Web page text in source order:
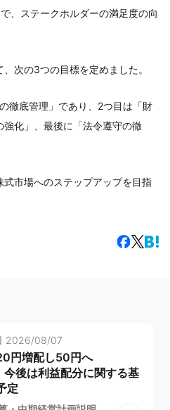
、ステークホルダーの満足度の向
次の3つの目標を定めました。
徹底管理」であり、2つ目は「財
化」、最後に「法令遵守の徹
市場へのステップアップを目指
2026/08/07
円増配し50円へ
後は利益配分に関する基
定